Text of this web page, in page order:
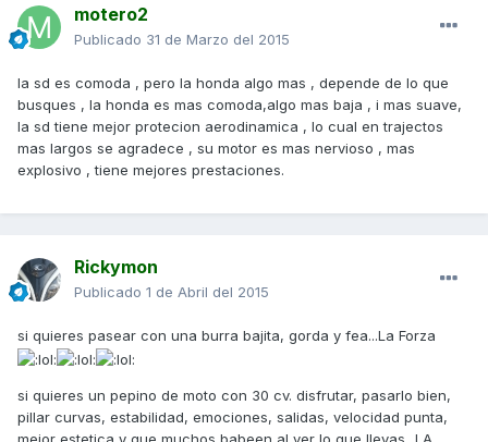
motero2
Publicado 31 de Marzo del 2015
la sd es comoda , pero la honda algo mas , depende de lo que
busques , la honda es mas comoda,algo mas baja , i mas suave,
la sd tiene mejor protecion aerodinamica , lo cual en trajectos
mas largos se agradece , su motor es mas nervioso , mas
explosivo , tiene mejores prestaciones.
Rickymon
Publicado 1 de Abril del 2015
si quieres pasear con una burra bajita, gorda y fea...La Forza
si quieres un pepino de moto con 30 cv. disfrutar, pasarlo bien,
pillar curvas, estabilidad, emociones, salidas, velocidad punta,